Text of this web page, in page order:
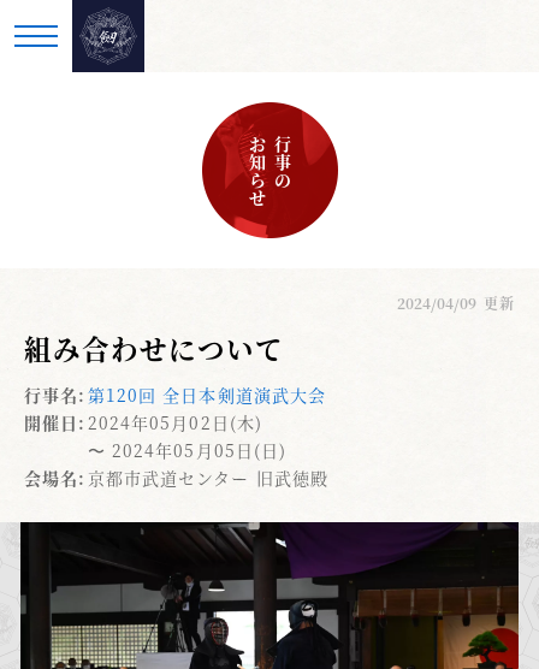
行事の
お知らせ
2024/04/09 更新
組み合わせについて
行事名: 第120回 全日本剣道演武大会
開催日: 2024年05月02日(木)
〜 2024年05月05日(日)
会場名: 京都市武道センター 旧武徳殿